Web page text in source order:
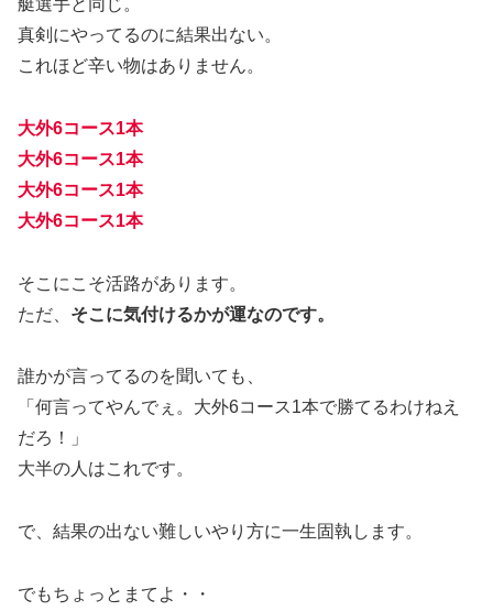
艇選手と同じ。
真剣にやってるのに結果出ない。
これほど辛い物はありません。
大外6コース1本
大外6コース1本
大外6コース1本
大外6コース1本
そこにこそ活路があります。
ただ、 そこに気付けるかが運なのです。
誰かが言ってるのを聞いても、
「何言ってやんでぇ。大外6コース1本で勝てるわけねえ
だろ！」
大半の人はこれです。
で、結果の出ない難しいやり方に一生固執します。
でもちょっとまてよ・・